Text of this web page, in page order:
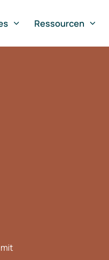
Ressourcen